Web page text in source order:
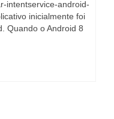
intentservice-android-
inicialmente foi
Quando o Android 8